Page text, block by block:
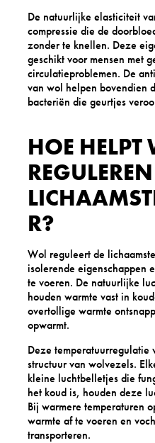
De natuurlijke elasticiteit
compressie die de
zonder te knellen. Deze
geschikt voor mensen met
circulatieproblemen. De
van wol helpen bovendien
bacteriën die geurtjes
HOE HELPT
R?
Wol reguleert de
isolerende eigenschappen
te voeren. De natuurlijke
houden warmte vast in
overtollige warmte
opwarmt.
Deze
structuur van wolvezels.
kleine luchtbelletjes die
het koud is, houden deze
Bij warmere temperaturen
warmte af te voeren en
transporteren.